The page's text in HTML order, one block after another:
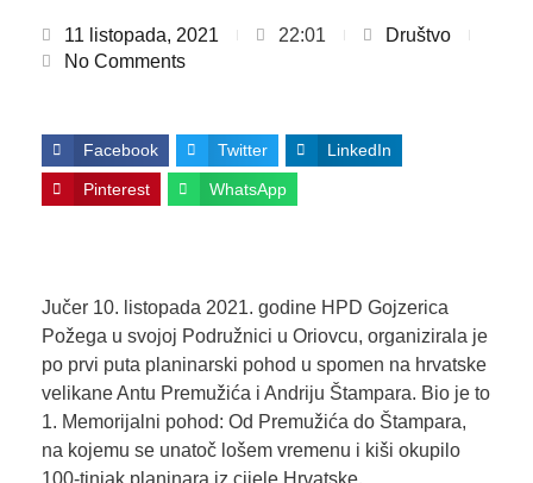
11 listopada, 2021 22:01
Društvo
No Comments
Facebook Twitter LinkedIn
Pinterest WhatsApp
Jučer 10. listopada 2021. godine HPD Gojzerica
Požega u svojoj Podružnici u Oriovcu, organizirala je
po prvi puta planinarski pohod u spomen na hrvatske
velikane Antu Premužića i Andriju Štampara. Bio je to
1. Memorijalni pohod: Od Premužića do Štampara,
na kojemu se unatoč lošem vremenu i kiši okupilo
100-tinjak planinara iz cijele Hrvatske.